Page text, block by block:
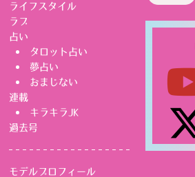
ライフスタイル
ラブ
占い
タロット占い
夢占い
おまじない
連載
キラキラJK
過去号
モデルプロフィール